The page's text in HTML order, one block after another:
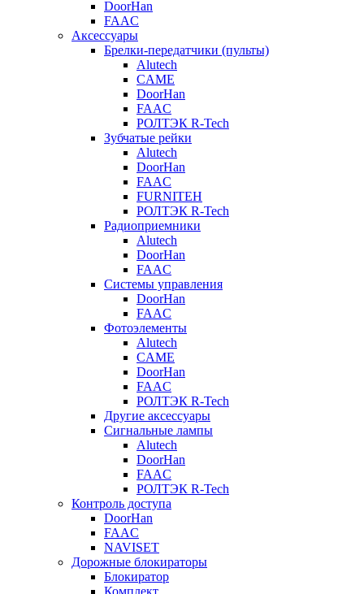
DoorHan
FAAC
Аксессуары
Брелки-передатчики (пульты)
Alutech
CAME
DoorHan
FAAC
РОЛТЭК R-Tech
Зубчатые рейки
Alutech
DoorHan
FAAC
FURNITEH
РОЛТЭК R-Tech
Радиоприемники
Alutech
DoorHan
FAAC
Системы управления
DoorHan
FAAC
Фотоэлементы
Alutech
CAME
DoorHan
FAAC
РОЛТЭК R-Tech
Другие аксессуары
Сигнальные лампы
Alutech
DoorHan
FAAC
РОЛТЭК R-Tech
Контроль доступа
DoorHan
FAAC
NAVISET
Дорожные блокираторы
Блокиратор
Комплект